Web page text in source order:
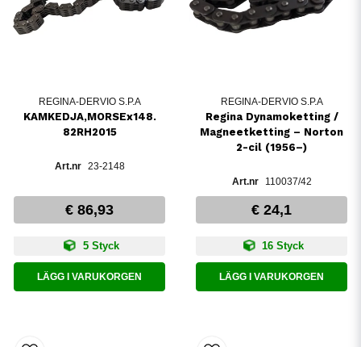
REGINA-DERVIO S.P.A
KAMKEDJA,MORSEx148.
82RH2015
23-2148
€ 86,93
5 Styck
LÄGG I VARUKORGEN
REGINA-DERVIO S.P.A
Regina Dynamoketting /
Magneetketting – Norton
2-cil (1956–)
110037/42
€ 24,1
16 Styck
LÄGG I VARUKORGEN